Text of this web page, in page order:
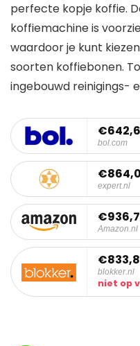
perfecte kopje koffie.
koffiemachine is
waardoor je kunt
soorten koffiebonen.
ingebouwd reinigings-
bol.com
expert.nl
Amazon.nl
blokker.nl
niet op